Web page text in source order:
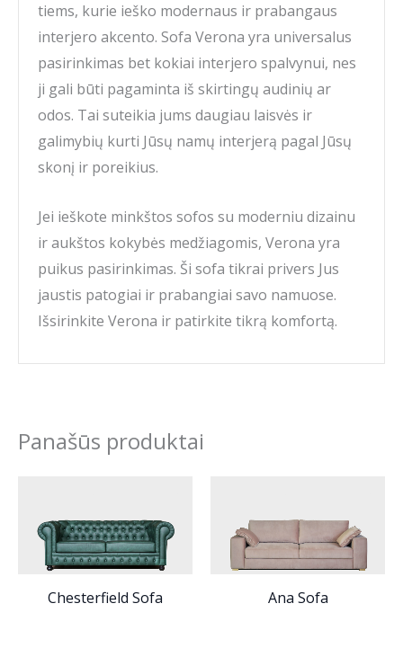
tiems, kurie ieško modernaus ir prabangaus
interjero akcento. Sofa Verona yra universalus
pasirinkimas bet kokiai interjero spalvynui, nes
ji gali būti pagaminta iš skirtingų audinių ar
odos. Tai suteikia jums daugiau laisvės ir
galimybių kurti Jūsų namų interjerą pagal Jūsų
skonį ir poreikius.
Jei ieškote minkštos sofos su moderniu dizainu
ir aukštos kokybės medžiagomis, Verona yra
puikus pasirinkimas. Ši sofa tikrai privers Jus
jaustis patogiai ir prabangiai savo namuose.
Išsirinkite Verona ir patirkite tikrą komfortą.
Panašūs produktai
Chesterfield Sofa Ana Sofa